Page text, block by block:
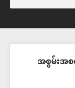
အစွမ်းအ